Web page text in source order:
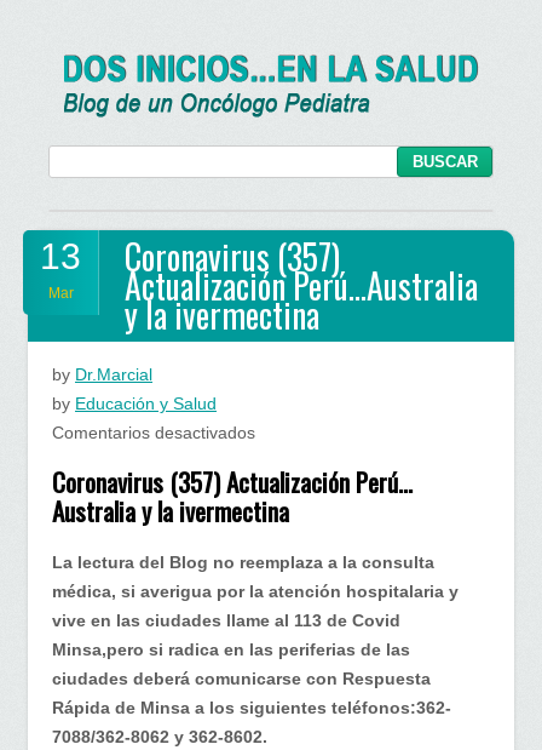
13
Mar
Coronavirus (357)
Actualización Perú…Australia
y la ivermectina
by Dr.Marcial
by Educación y Salud
Comentarios desactivadosen
(357)
Actualización
Australia
ivermectina
Coronavirus (357) Actualización Perú…
Australia y la ivermectina
La lectura del Blog no reemplaza a la consulta
médica, si averigua por la atención hospitalaria y
vive en las ciudades llame al 113 de Covid
Minsa,pero si radica en las periferias de las
ciudades deberá comunicarse con Respuesta
Rápida de Minsa a los siguientes teléfonos:362-
7088/362-8062 y 362-8602.